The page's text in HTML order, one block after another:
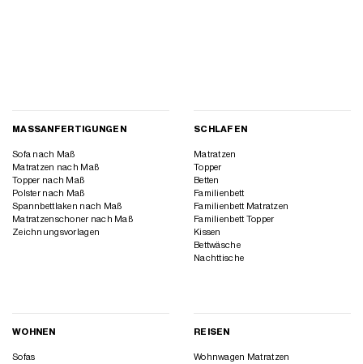
MASSANFERTIGUNGEN
Sofa nach Maß
Matratzen nach Maß
Topper nach Maß
Polster nach Maß
Spannbettlaken nach Maß
Matratzenschoner nach Maß
Zeichnungsvorlagen
SCHLAFEN
Matratzen
Topper
Betten
Familienbett
Familienbett Matratzen
Familienbett Topper
Kissen
Bettwäsche
Nachttische
WOHNEN
Sofas
REISEN
Wohnwagen Matratzen